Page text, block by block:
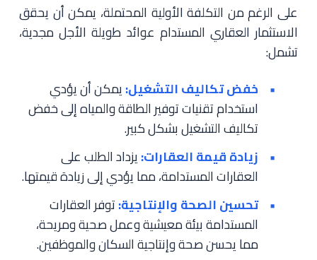
على الرغم من التكلفة الأولية المحتملة، يمكن أن يحقق
الاستثمار العقاري المستدام عوائد طويلة الأجل مجدية،
تشمل:
خفض تكاليف التشغيل:يمكن أن يؤدي
استخدام تقنيات توفير الطاقة والمياه إلى خفض
تكاليف التشغيل بشكل كبير.
زيادة قيمة العقارات:يزداد الطلب على
العقارات المستدامة، مما يؤدي إلى زيادة قيمتها.
تحسين الصحة والإنتاجية:توفر العقارات
المستدامة بيئة معيشية وعمل صحية ومريحة،
مما يحسن صحة وإنتاجية السكان والموظفين.